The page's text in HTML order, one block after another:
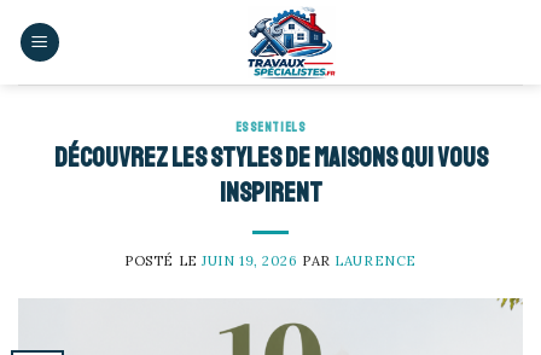
ESSENTIELS
Découvrez les styles de maisons qui vous
inspirent
POSTÉ LEJUIN 19, 2026 PAR LAURENCE